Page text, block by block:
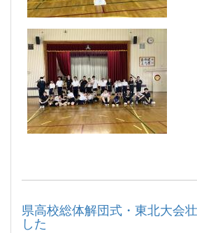
県高校総体解団式・東北大会
した